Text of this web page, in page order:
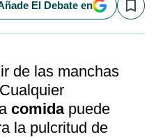
El Debate en Save
de las manchas
comida puede
la pulcritud de